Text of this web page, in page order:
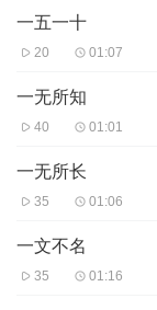
一五一十
20 01:07
一无所知
40 01:01
一无所长
35 01:06
一文不名
35 01:16